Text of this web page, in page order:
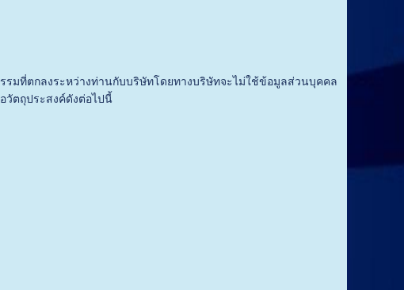
กลงระหว่างท่านกับบริษัทโดยทางบริษัทจะไม่ใช้ข้อมูลส่วนบุคคล
วัตถุประสงค์ดังต่อไปนี้